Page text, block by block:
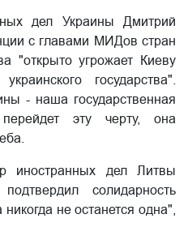
дел Украины Дмитрий
с главами МИДов стран
"открыто угрожает Киеву
государства".
- наша государственная
эту черту, она
иностранных дел Литвы
солидарность
не останется одна",